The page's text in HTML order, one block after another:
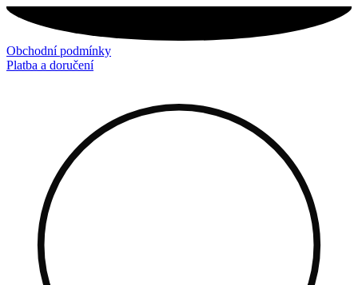
Přejít
Obchodní podmínky
Platba a doručení